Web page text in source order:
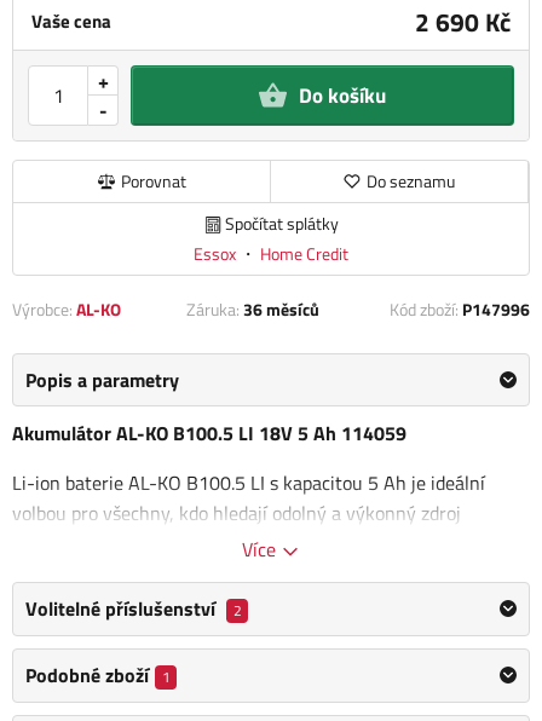
Vaše cena 2 690 Kč
-
+ Do košíku
Porovnat
Do seznamu
Spočítat splátky
Essox ・ Home Credit
Výrobce:AL-KO Záruka:36 měsíců Kód zboží: P147996
Popis a parametry
Akumulátor AL-KO B100.5 LI 18V 5 Ah 114059
Li-ion baterie AL-KO B100.5 LI s kapacitou 5 Ah je ideální
volbou pro všechny, kdo hledají odolný a výkonný zdroj
energie. Díky moderní technologii je baterie
zaručuje dlouhou životnost a spolehlivý výkon. S nízkou
hmotností pouhých 670 g je manipulace s baterií snadná a
pohodlná.
Akumulátor AL-KO B100.5 LI 18V 5 Ah je kompatibilní s
Více
Volitelné příslušenství 2
Podobné zboží 1